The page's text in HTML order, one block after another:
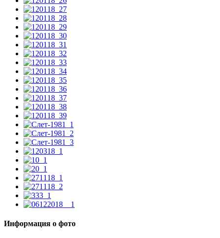
Информация о фото